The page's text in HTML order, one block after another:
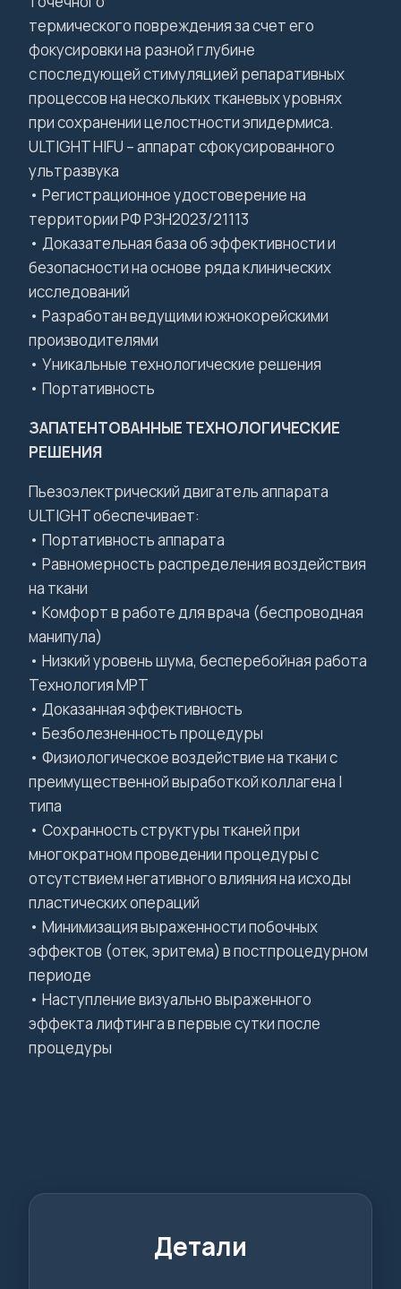
термического повреждения за счет его
фокусировки на разной глубине
с последующей стимуляцией репаративных
процессов на нескольких тканевых уровнях
при сохранении целостности эпидермиса.
ULTIGHT HIFU – аппарат сфокусированного
ультразвука
• Регистрационное удостоверение на
территории РФ РЗН2023/21113
• Доказательная база об эффективности и
безопасности на основе ряда клинических
исследований
• Разработан ведущими южнокорейскими
производителями
• Уникальные технологические решения
• Портативность
ЗАПАТЕНТОВАННЫЕ ТЕХНОЛОГИЧЕСКИЕ
РЕШЕНИЯ
Пьезоэлектрический двигатель аппарата
ULTIGHT обеспечивает:
• Портативность аппарата
• Равномерность распределения воздействия
на ткани
• Комфорт в работе для врача (беспроводная
манипула)
• Низкий уровень шума, бесперебойная работа
Технология MPT
• Доказанная эффективность
• Безболезненность процедуры
• Физиологическое воздействие на ткани c
преимущественной выработкой коллагена I
типа
• Сохранность структуры тканей при
многократном проведении процедуры с
отсутствием негативного влияния на исходы
пластических операций
• Минимизация выраженности побочных
эффектов (отек, эритема) в постпроцедурном
периоде
• Наступление визуально выраженного
эффекта лифтинга в первые сутки после
процедуры
Детали